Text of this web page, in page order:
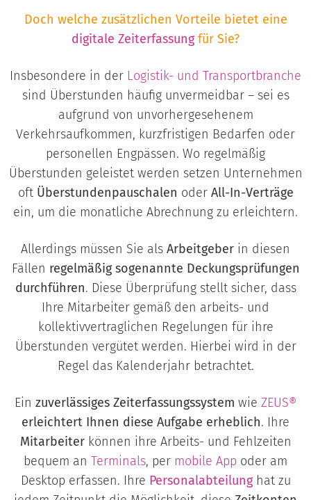
Doch welche zusätzlichen Vorteile bietet eine
digitale Zeiterfassungfür Sie?
Insbesondere in der Logistik- und Transportbranche
sind Überstunden häufig unvermeidbar – sei es
aufgrund von unvorhergesehenem
Verkehrsaufkommen, kurzfristigen Bedarfen oder
personellen Engpässen. Wo regelmäßig
Überstunden geleistet werden setzen Unternehmen
oft Überstundenpauschalen oder All-In-Verträge
ein, um die monatliche Abrechnung zu erleichtern.
Allerdings müssen Sie als Arbeitgeber in diesen
Fällen regelmäßig sogenannte Deckungsprüfungen
durchführen. Diese Überprüfung stellt sicher, dass
Ihre Mitarbeiter gemäß den arbeits- und
kollektivvertraglichen Regelungen für ihre
Überstunden vergütet werden. Hierbei wird in der
Regel das Kalenderjahr betrachtet.
Ein zuverlässiges Zeiterfassungssystem wie ZEUS®
erleichtert Ihnen diese Aufgabe erheblich. Ihre
Mitarbeiter können ihre Arbeits- und Fehlzeiten
bequem an Terminals, per mobile App oder am
Desktop erfassen. Ihre Personalabteilung hat zu